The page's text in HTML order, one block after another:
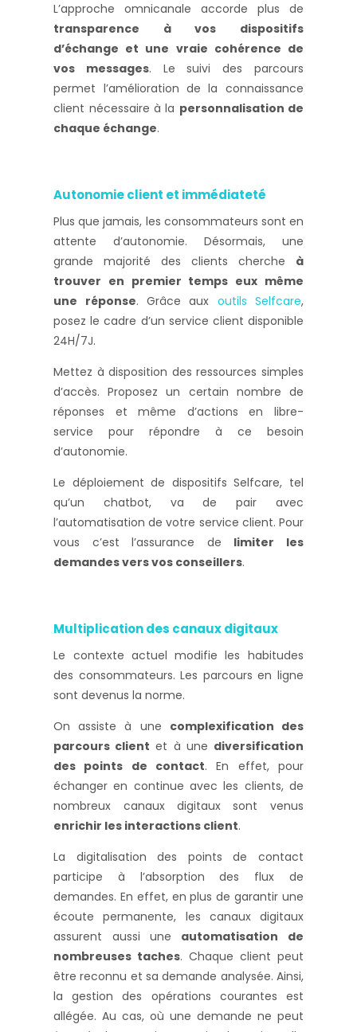
L’approche omnicanale accorde plus de
transparence à vos dispositifs
d’échange et une vraie cohérence de
vos messages. Le suivi des parcours
permet l’amélioration de la connaissance
client nécessaire à la personnalisation de
chaque échange.
Autonomie client et immédiateté
Plus que jamais, les consommateurs sont en
attente d’autonomie. Désormais, une
grande majorité des clients cherche à
trouver en premier temps eux même
une réponse. Grâce aux outils Selfcare,
posez le cadre d’un service client disponible
24H/7J.
Mettez à disposition des ressources simples
d’accès. Proposez un certain nombre de
réponses et même d’actions en libre-
service pour répondre à ce besoin
d’autonomie.
Le déploiement de dispositifs Selfcare, tel
qu’un chatbot, va de pair avec
l’automatisation de votre service client. Pour
vous c’est l’assurance de limiter les
demandes vers vos conseillers.
Multiplication des canaux digitaux
Le contexte actuel modifie les habitudes
des consommateurs. Les parcours en ligne
sont devenus la norme.
On assiste à une complexification des
parcours client et à une diversification
des points de contact. En effet, pour
échanger en continue avec les clients, de
nombreux canaux digitaux sont venus
enrichir les interactions client.
La digitalisation des points de contact
participe à l’absorption des flux de
demandes. En effet, en plus de garantir une
écoute permanente, les canaux digitaux
assurent aussi une automatisation de
nombreuses taches. Chaque client peut
être reconnu et sa demande analysée. Ainsi,
la gestion des opérations courantes est
allégée. Au cas, où une demande ne peut